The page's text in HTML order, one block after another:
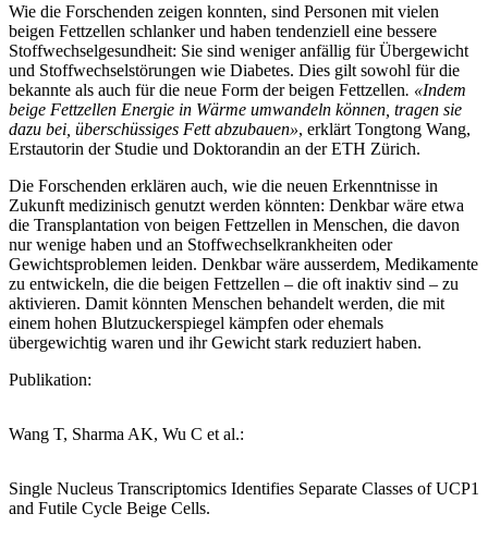
Wie die Forschenden zeigen konnten, sind Personen mit vielen
beigen Fettzellen schlanker und haben tendenziell eine bessere
Stoffwechselgesundheit: Sie sind weniger anfällig für Übergewicht
und Stoffwechselstörungen wie Diabetes. Dies gilt sowohl für die
bekannte als auch für die neue Form der beigen Fettzellen. «Indem
beige Fettzellen Energie in Wärme umwandeln können, tragen sie
dazu bei, überschüssiges Fett abzubauen», erklärt Tongtong Wang,
Erstautorin der Studie und Doktorandin an der ETH Zürich.
Die Forschenden erklären auch, wie die neuen Erkenntnisse in
Zukunft medizinisch genutzt werden könnten: Denkbar wäre etwa
die Transplantation von beigen Fettzellen in Menschen, die davon
nur wenige haben und an Stoffwechselkrankheiten oder
Gewichtsproblemen leiden. Denkbar wäre ausserdem, Medikamente
zu entwickeln, die die beigen Fettzellen – die oft inaktiv sind – zu
aktivieren. Damit könnten Menschen behandelt werden, die mit
einem hohen Blutzuckerspiegel kämpfen oder ehemals
übergewichtig waren und ihr Gewicht stark reduziert haben.
Publikation:
Wang T, Sharma AK, Wu C et al.:
Single Nucleus Transcriptomics Identifies Separate Classes of UCP1
and Futile Cycle Beige Cells.